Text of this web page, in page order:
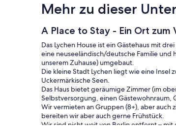
Mehr zu dieser
A Place to Stay - Ein Ort zum
Das Lychen House ist ein Gästehaus mit
eine neuseeländisch/deutsche Familie und
unserem Zuhause) umgebaut.
Die kleine Stadt Lychen liegt wie eine
Uckermärkische Seen.
Das Haus bietet geräumige Zimmer (im
Selbstversorgung, einen Gästewohnraum,
Wir vermieten an Gruppen (8+), aber auch
bereiten wir aber auch gerne Frühstück.
Wir sind nicht weit von Berlin entfernt –